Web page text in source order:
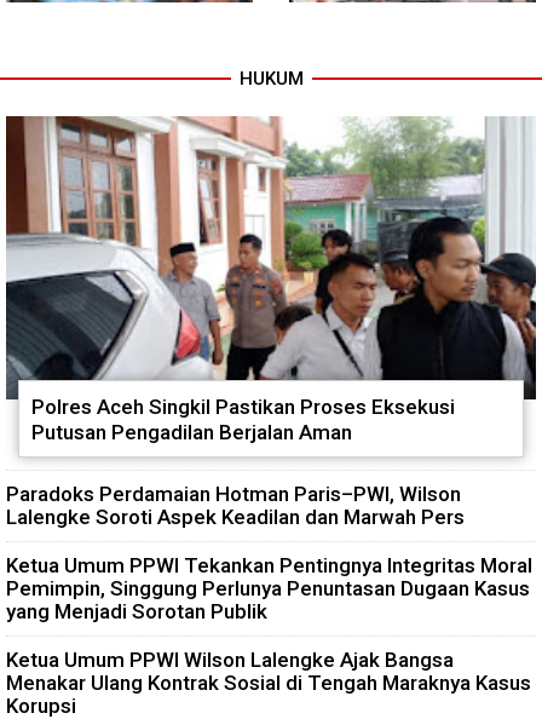
Warung Kopi Jadi Ruang
Jaga Keamanan Lingkungan
Program TNI AD Manunggal Air
Polytank di Simpang Kiri
HUKUM
Polres Aceh Singkil Pastikan Proses Eksekusi
Putusan Pengadilan Berjalan Aman
Paradoks Perdamaian Hotman Paris–PWI, Wilson
Lalengke Soroti Aspek Keadilan dan Marwah Pers
Ketua Umum PPWI Tekankan Pentingnya Integritas Moral
Pemimpin, Singgung Perlunya Penuntasan Dugaan Kasus
yang Menjadi Sorotan Publik
Ketua Umum PPWI Wilson Lalengke Ajak Bangsa
Menakar Ulang Kontrak Sosial di Tengah Maraknya Kasus
Korupsi